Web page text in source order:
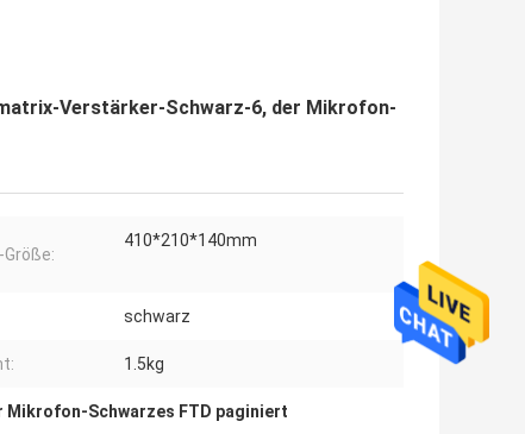
Verstärker-Schwarz-6, der Mikrofon-
Größe:
410*210*140mm
schwarz
1.5kg
Mikrofon-Schwarzes FTD paginiert